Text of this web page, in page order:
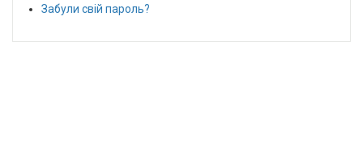
Забули свій пароль?